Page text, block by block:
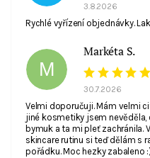
3.8.2026
Rychlé vyřízení objednávky.
M
Markéta S.
30.7.2026
Velmi doporučuji. Mám velmi
jiné kosmetiky jsem nevěděla,
bymuk a ta mi pleť zachránila.
skincare rutinu si teď dělám s
pořádku. Moc hezky zabaleno